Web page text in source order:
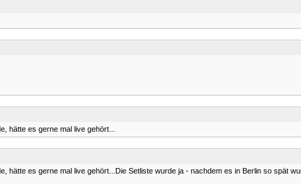
hätte es gerne mal live gehört...
hätte es gerne mal live gehört...Die Setliste wurde ja - nachdem es in Berlin so spät